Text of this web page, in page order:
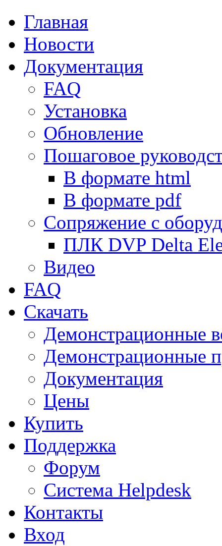
Главная
Новости
Документация
FAQ
Установка
Обновление
Пошаговое
В формате html
В формате pdf
Сопряжение с
ПЛК DVP Delta
Видео
FAQ
Скачать
Демонстрационные
Демонстрационные
Документация
Цены
Купить
Поддержка
Форум
Система Helpdesk
Контакты
Вход